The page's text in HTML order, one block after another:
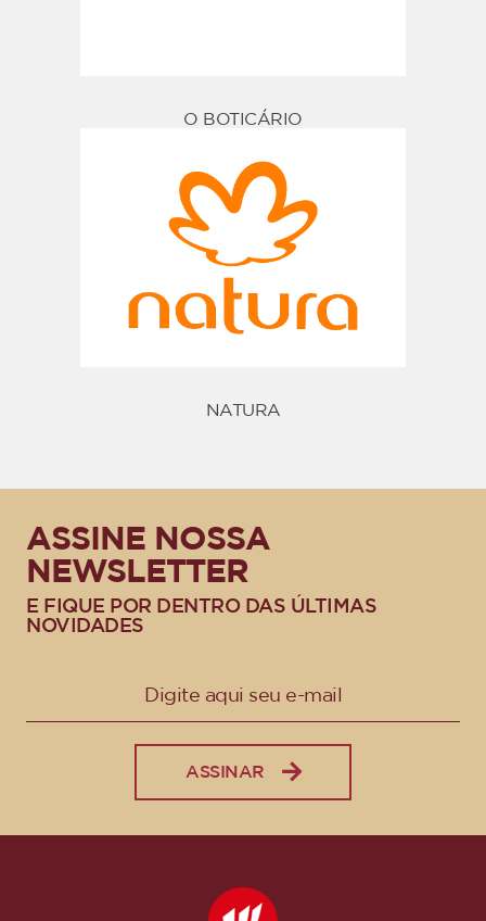
O BOTICÁRIO
NATURA
ASSINE NOSSA
NEWSLETTER
E FIQUE POR DENTRO DAS ÚLTIMAS
NOVIDADES
ASSINAR